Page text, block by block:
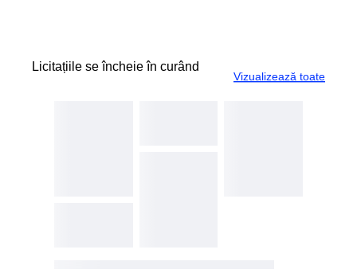
Licitațiile se încheie în curând
Vizualizează toate